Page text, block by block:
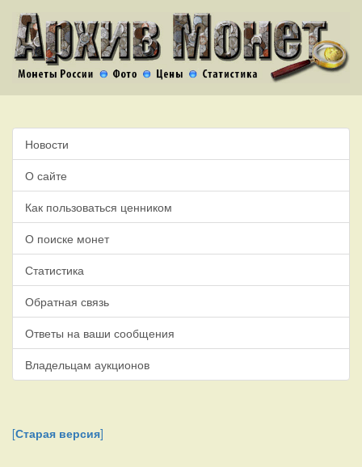
Новости
О сайте
Как пользоваться ценником
О поиске монет
Статистика
Обратная связь
Ответы на ваши сообщения
Владельцам аукционов
[Старая версия]